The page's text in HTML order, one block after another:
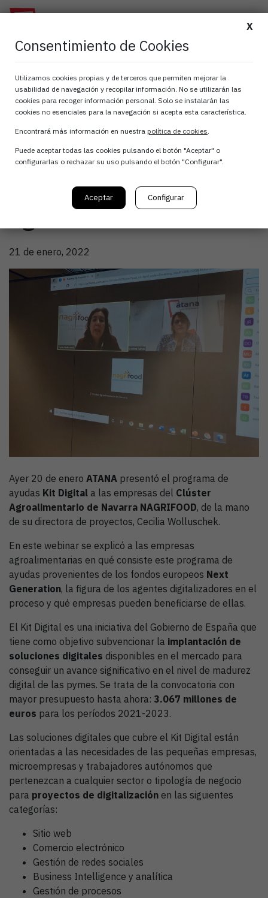
ATANA presenta junto
con NAGRIFOOD el
programa de ayudas
Kit Digital a las
empresas
agroalimentarias
21 de enero, 2022
Ayer 20 de enero ATANA presentó el programa de
ayudas Kit Digital a las empresas del Clúster
Agroalimentario de Navarra NAGRIFOOD, de la mano
de su directora de proyectos, Cecilia Wolluschek.
En este webinar se explicó a las empresas
agroalimentarias en qué consiste este programa de
ayudas provenientes de los fondos europeos Next
Generation, la figura de los agentes digitalizadores en el
proceso y qué empresas pueden beneficiarse de ellas.
El Kit Digital es una iniciativa del Gobierno de España que
tiene como objetivo subvencionar la implantación de
soluciones digitales disponibles en el mercado para
conseguir un avance significativo en el nivel de madurez
digital de las pymes. Se trata de la convocatoria con
mayor presupuesto hasta ahora: 3.067 millones de
euros para los períodos 2021-2023.
Las soluciones digitales que cubre el Kit Digital están
orientadas a las necesidades de las pequeñas empresas,
microempresas y trabajadores autónomos que
pertenezcan a cualquier sector o tipología de negocio
para proyectos de digitalización en las siguientes
categorías:
Sitio web
Comercio electrónico
Gestión de redes sociales
Business Intelligence y analítica
Gestión de procesos
X
Consentimiento de Cookies
Utilizamos cookies propias y de terceros que permiten mejorar la
usabilidad de navegación y recopilar información. No se utilizarán las
cookies para recoger información personal. Solo se instalarán las
cookies no esenciales para la navegación si acepta esta característica.
Encontrará más información en nuestra política de cookies.
Puede aceptar todas las cookies pulsando el botón "Aceptar" o
configurarlas o rechazar su uso pulsando el botón "Configurar".
Aceptar Configurar